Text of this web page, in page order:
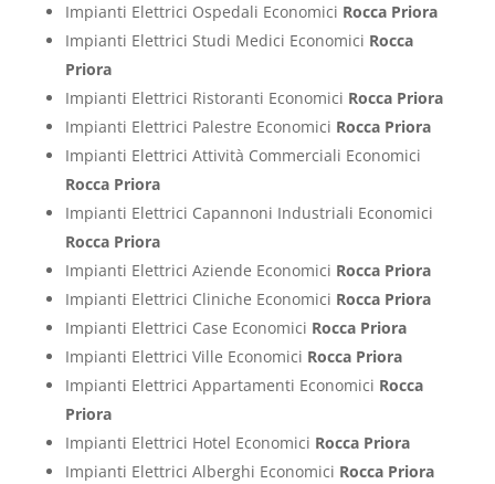
Impianti Elettrici Ospedali Economici Rocca Priora
Impianti Elettrici Studi Medici Economici Rocca
Priora
Impianti Elettrici Ristoranti Economici Rocca Priora
Impianti Elettrici Palestre Economici Rocca Priora
Impianti Elettrici Attività Commerciali Economici
Rocca Priora
Impianti Elettrici Capannoni Industriali Economici
Rocca Priora
Impianti Elettrici Aziende Economici Rocca Priora
Impianti Elettrici Cliniche Economici Rocca Priora
Impianti Elettrici Case Economici Rocca Priora
Impianti Elettrici Ville Economici Rocca Priora
Impianti Elettrici Appartamenti Economici Rocca
Priora
Impianti Elettrici Hotel Economici Rocca Priora
Impianti Elettrici Alberghi Economici Rocca Priora